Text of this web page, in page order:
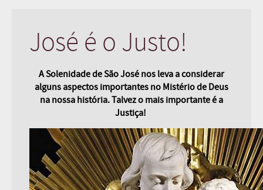
José é o Justo!
A Solenidade de São José nos leva a considerar
alguns aspectos importantes no Mistério de Deus
na nossa história.Talvez o mais importante é a
Justiça!